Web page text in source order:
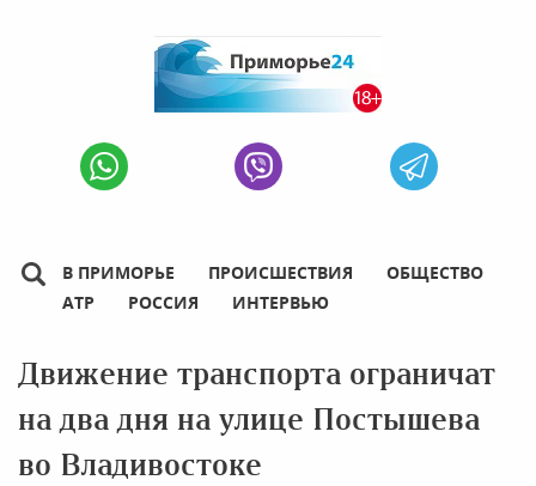
В ПРИМОРЬЕ ПРОИСШЕСТВИЯ
ОБЩЕСТВО
АТР
РОССИЯ ИНТЕРВЬЮ
Движение транспорта ограничат
на два дня на улице Постышева
во Владивостоке